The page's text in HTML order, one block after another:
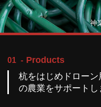
神
01
Products
杭をはじめドロー
の農業をサポートし